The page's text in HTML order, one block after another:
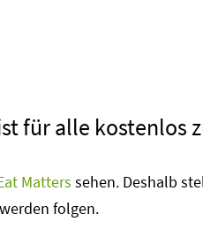
für alle kostenlos
Matters sehen. Deshalb
folgen.